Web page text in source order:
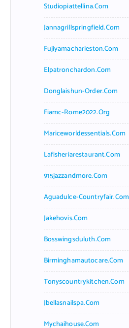
Studiopiattellina.com
Jannagrillspringfield.com
Fujiyamacharleston.com
Elpatronchardon.com
Donglaishun-Order.com
Fiamc-Rome2022.org
Mariceworldessentials.com
Lafisheriarestaurant.com
915jazzandmore.com
Aguadulce-Countryfair.com
Jakehovis.com
Bosswingsduluth.com
Birminghamautocare.com
Tonyscountrykitchen.com
Jbellasnailspa.com
Mychaihouse.com